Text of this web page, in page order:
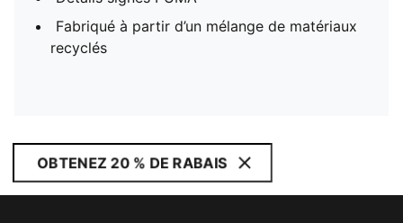
Fabriqué à partir d’un mélange de matériaux
recyclés
OBTENEZ 20 % DE RABAIS